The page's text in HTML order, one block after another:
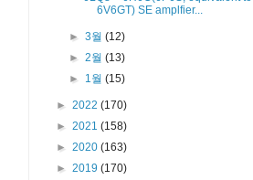
6V6GT) SE amplfier...
►3월(12)
►2월(13)
► 1월(15)
► 2022 (170)
► 2021 (158)
► 2020 (163)
► 2019 (170)